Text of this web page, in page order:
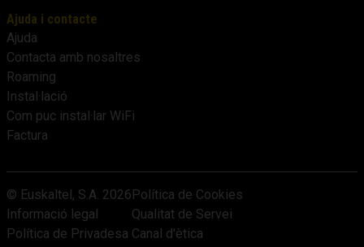
Ajuda i contacte
Ajuda
Contacta amb nosaltres
Roaming
Instal·lació
Com puc instal·lar WiFi
Factura
© Euskaltel, S.A. 2026
Informació legal
Política de Privadesa
Política de Cookies
Qualitat de Servei
Canal d'ètica